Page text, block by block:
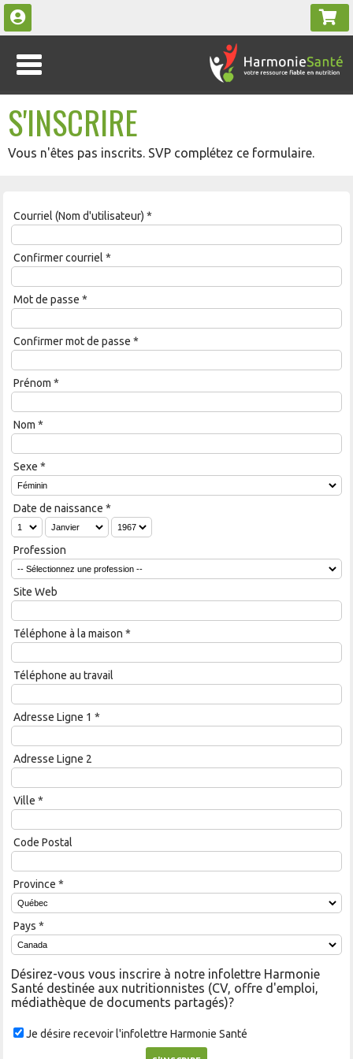
S'INSCRIRE
Vous n'êtes pas inscrits. SVP complétez ce formulaire.
Courriel (Nom d'utilisateur) *
Confirmer courriel *
Mot de passe *
Confirmer mot de passe *
Prénom *
Nom *
Sexe *
Date de naissance *
Profession
Site Web
Téléphone à la maison *
Téléphone au travail
Adresse Ligne 1 *
Adresse Ligne 2
Ville *
Code Postal
Province *
Pays *
Désirez-vous vous inscrire à notre infolettre Harmonie
Santé destinée aux nutritionnistes (CV, offre d'emploi,
médiathèque de documents partagés)?
Je désire recevoir l'infolettre Harmonie Santé